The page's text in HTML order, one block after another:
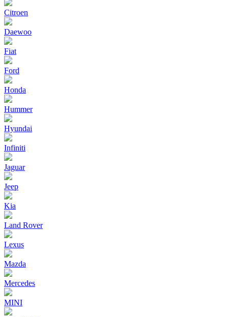
Citroen
Daewoo
Fiat
Ford
Honda
Hummer
Hyundai
Infiniti
Jaguar
Jeep
Kia
Land Rover
Lexus
Mazda
Mercedes
MINI